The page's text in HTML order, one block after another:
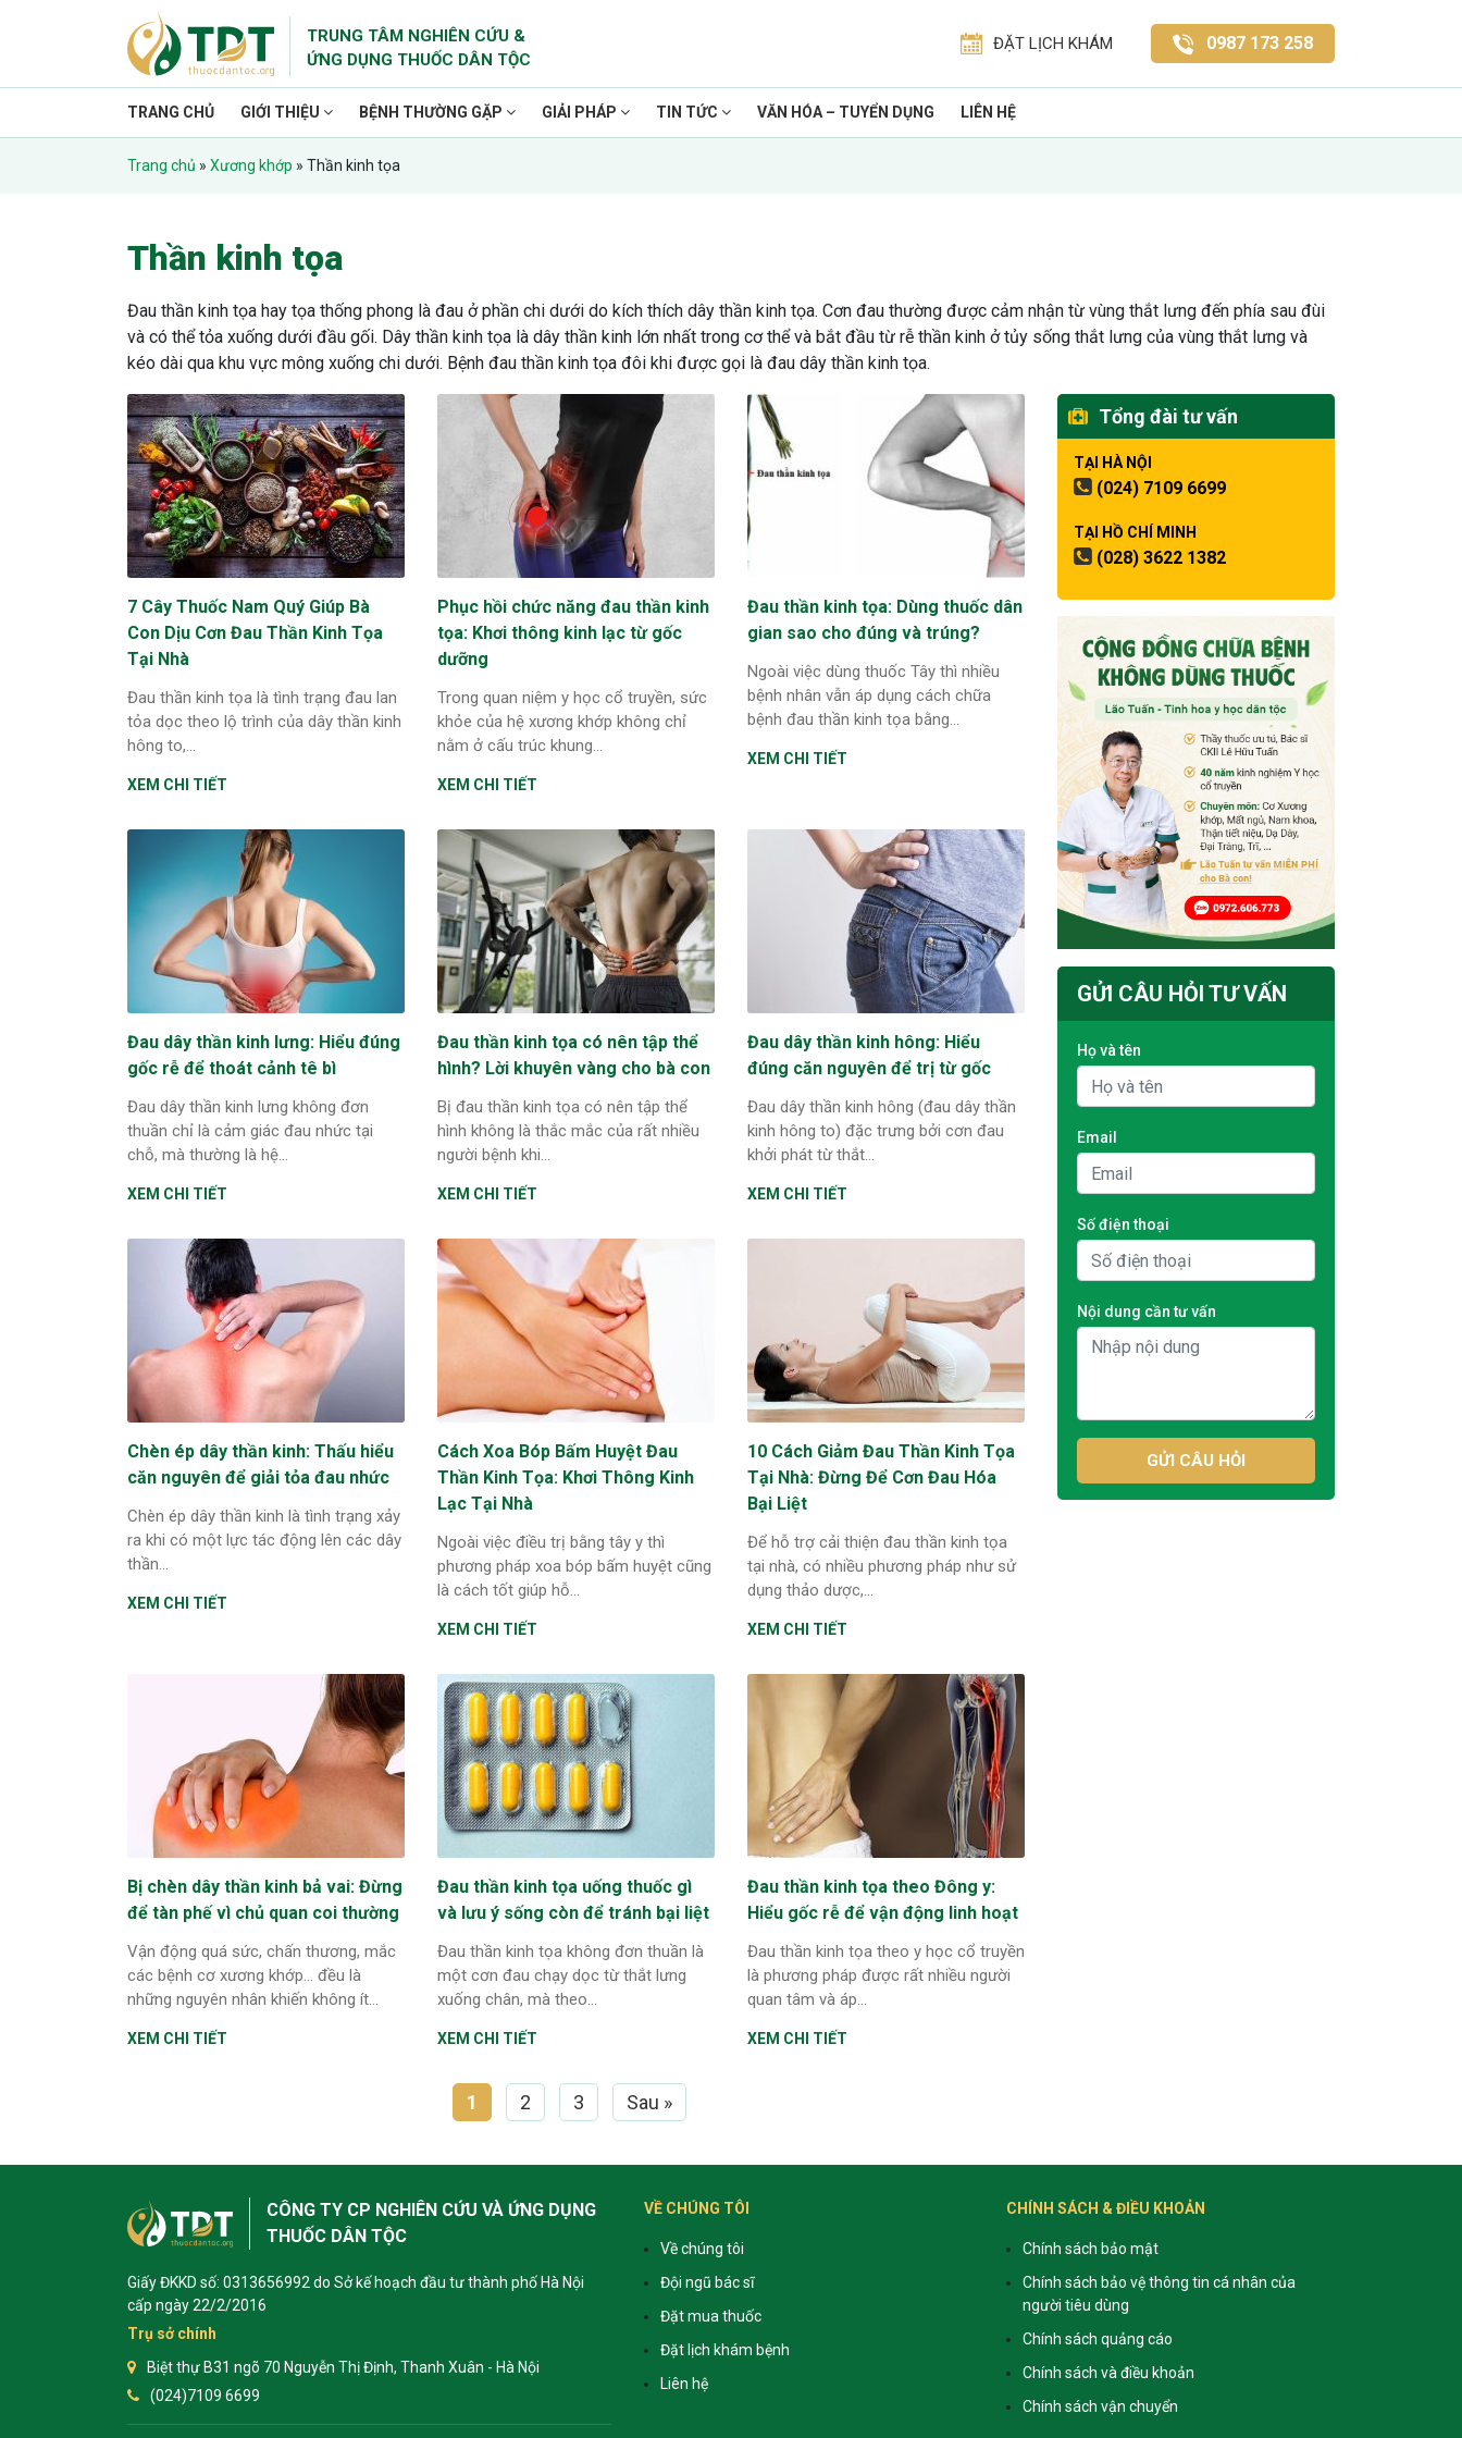
TRUNG TÂM NGHIÊN CỨU &
ỨNG DỤNG THUỐC DÂN TỘC
ĐẶT LỊCH KHÁM 0987 173 258
TRANG CHỦ GIỚI THIỆU BỆNH THƯỜNG GẶP GIẢI PHÁP TIN TỨC VĂN HÓA – TUYỂN DỤNG LIÊN HỆ
Trang chủ » Xương khớp » Thần kinh tọa
Thần kinh tọa
Đau thần kinh tọa hay tọa thống phong là đau ở phần chi dưới do kích thích dây thần kinh tọa. Cơn đau thường được cảm nhận từ vùng thắt lưng đến phía sau đùi
và có thể tỏa xuống dưới đầu gối. Dây thần kinh tọa là dây thần kinh lớn nhất trong cơ thể và bắt đầu từ rễ thần kinh ở tủy sống thắt lưng của vùng thắt lưng và
kéo dài qua khu vực mông xuống chi dưới. Bệnh đau thần kinh tọa đôi khi được gọi là đau dây thần kinh tọa.
7 Cây Thuốc Nam Quý Giúp Bà
Con Dịu Cơn Đau Thần Kinh Tọa
Tại Nhà
Đau thần kinh tọa là tình trạng đau lan
tỏa dọc theo lộ trình của dây thần kinh
hông to,...
XEM CHI TIẾT
Phục hồi chức năng đau thần kinh
tọa: Khơi thông kinh lạc từ gốc
dưỡng
Trong quan niệm y học cổ truyền, sức
khỏe của hệ xương khớp không chỉ
nằm ở cấu trúc khung...
XEM CHI TIẾT
Đau thần kinh tọa: Dùng thuốc dân
gian sao cho đúng và trúng?
Ngoài việc dùng thuốc Tây thì nhiều
bệnh nhân vẫn áp dụng cách chữa
bệnh đau thần kinh tọa bằng...
XEM CHI TIẾT
Đau dây thần kinh lưng: Hiểu đúng
gốc rễ để thoát cảnh tê bì
Đau dây thần kinh lưng không đơn
thuần chỉ là cảm giác đau nhức tại
chỗ, mà thường là hệ...
XEM CHI TIẾT
Đau thần kinh tọa có nên tập thể
hình? Lời khuyên vàng cho bà con
Bị đau thần kinh tọa có nên tập thể
hình không là thắc mắc của rất nhiều
người bệnh khi...
XEM CHI TIẾT
Đau dây thần kinh hông: Hiểu
đúng căn nguyên để trị từ gốc
Đau dây thần kinh hông (đau dây thần
kinh hông to) đặc trưng bởi cơn đau
khởi phát từ thắt...
XEM CHI TIẾT
Chèn ép dây thần kinh: Thấu hiểu
căn nguyên để giải tỏa đau nhức
Chèn ép dây thần kinh là tình trạng xảy
ra khi có một lực tác động lên các dây
thần...
XEM CHI TIẾT
Cách Xoa Bóp Bấm Huyệt Đau
Thần Kinh Tọa: Khơi Thông Kinh
Lạc Tại Nhà
Ngoài việc điều trị bằng tây y thì
phương pháp xoa bóp bấm huyệt cũng
là cách tốt giúp hỗ...
XEM CHI TIẾT
10 Cách Giảm Đau Thần Kinh Tọa
Tại Nhà: Đừng Để Cơn Đau Hóa
Bại Liệt
Để hỗ trợ cải thiện đau thần kinh tọa
tại nhà, có nhiều phương pháp như sử
dụng thảo dược,...
XEM CHI TIẾT
Bị chèn dây thần kinh bả vai: Đừng
để tàn phế vì chủ quan coi thường
Vận động quá sức, chấn thương, mắc
các bệnh cơ xương khớp... đều là
những nguyên nhân khiến không ít...
XEM CHI TIẾT
Đau thần kinh tọa uống thuốc gì
và lưu ý sống còn để tránh bại liệt
Đau thần kinh tọa không đơn thuần là
một cơn đau chạy dọc từ thắt lưng
xuống chân, mà theo...
XEM CHI TIẾT
Đau thần kinh tọa theo Đông y:
Hiểu gốc rễ để vận động linh hoạt
Đau thần kinh tọa theo y học cổ truyền
là phương pháp được rất nhiều người
quan tâm và áp...
XEM CHI TIẾT
1 2 3 Sau »
Tổng đài tư vấn
TẠI HÀ NỘI
(024) 7109 6699
TẠI HỒ CHÍ MINH
(028) 3622 1382
GỬI CÂU HỎI TƯ VẤN
Họ và tên
Email
Số điện thoại
Nội dung cần tư vấn
GỬI CÂU HỎI
CÔNG TY CP NGHIÊN CỨU VÀ ỨNG DỤNG
THUỐC DÂN TỘC
Giấy ĐKKD số: 0313656992 do Sở kế hoạch đầu tư thành phố Hà Nội
cấp ngày 22/2/2016
Trụ sở chính
Biệt thự B31 ngõ 70 Nguyễn Thị Định, Thanh Xuân - Hà Nội
(024)7109 6699
VỀ CHÚNG TÔI
Về chúng tôi
Đội ngũ bác sĩ
Đặt mua thuốc
Đặt lịch khám bệnh
Liên hệ
CHÍNH SÁCH & ĐIỀU KHOẢN
Chính sách bảo mật
Chính sách bảo vệ thông tin cá nhân của
người tiêu dùng
Chính sách quảng cáo
Chính sách và điều khoản
Chính sách vận chuyển